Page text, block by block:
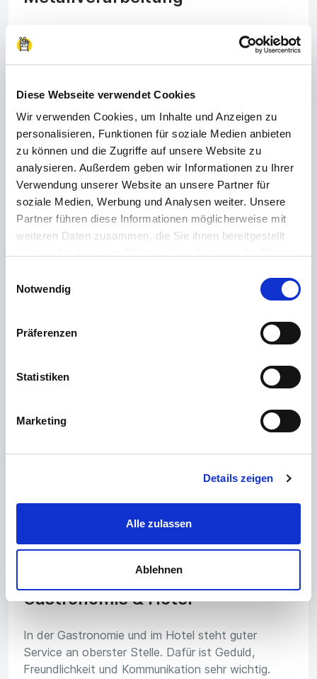
Diese Webseite verwendet Cookies
Wir verwenden Cookies, um Inhalte und Anzeigen zu
personalisieren, Funktionen für soziale Medien anbieten
zu können und die Zugriffe auf unsere Website zu
analysieren. Außerdem geben wir Informationen zu Ihrer
Verwendung unserer Website an unsere Partner für
soziale Medien, Werbung und Analysen weiter. Unsere
Partner führen diese Informationen möglicherweise mit
weiteren Daten zusammen, die Sie ihnen bereitgestellt
Impressum
Notwendig
Präferenzen
Statistiken
Marketing
Details zeigen
Alle zulassen
Ablehnen
Fräse, bohre oder schweiße an Bauteilen für
Anlagen oder Konstruktionen in der Werkstatt oder
auf der Baustelle.
👩‍🦽
Pflege & Soziales
Der Mensch steht im Mittelpunkt bei der Pflege
Entwickle die Produkte, Maschinen und Anlagen
von morgen und konstruiere am Computer den
🛎️
Gastronomie & Hotel
In der Gastronomie und im Hotel steht guter
Service an oberster Stelle. Dafür ist Geduld,
Freundlichkeit und Kommunikation sehr wichtig.